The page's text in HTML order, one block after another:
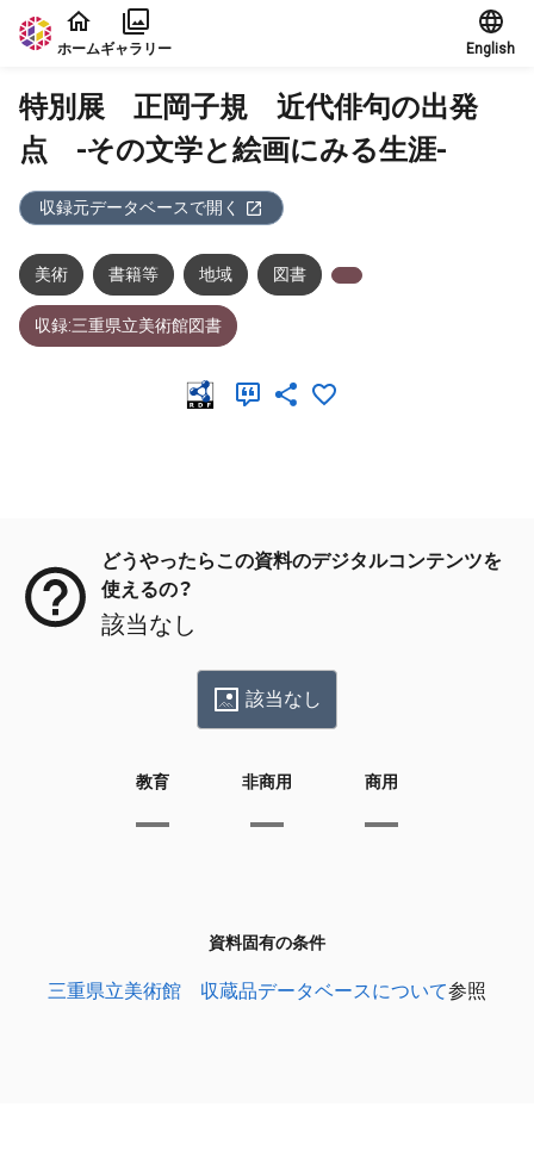
本文に飛ぶ
ホームギャラリー English
特別展 正岡子規 近代俳句の出発
点 -その文学と絵画にみる生涯-
収録元データベースで開く
美術 書籍等 地域 図書
収録:三重県立美術館図書
どうやったらこの資料のデジタルコンテンツを
使えるの？
該当なし
該当なし
教育 非商用 商用
資料固有の条件
三重県立美術館 収蔵品データベースについて参照